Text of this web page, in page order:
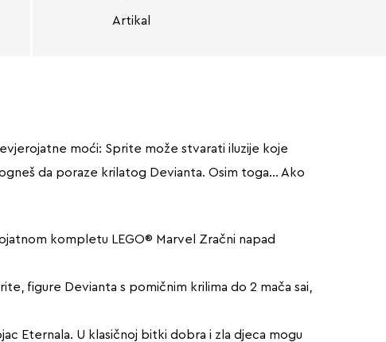
Artikal
moći: Sprite može stvarati iluzije koje
da poraze krilatog Devianta. Osim toga… Ako
kompletu LEGO® Marvel Zračni napad
figure Devianta s pomičnim krilima do 2 mača sai,
Eternala. U klasičnoj bitki dobra i zla djeca mogu